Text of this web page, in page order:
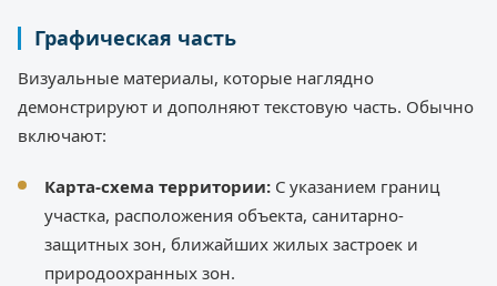
Графическая часть
Визуальные материалы, которые наглядно
демонстрируют и дополняют текстовую часть. Обычно
включают:
Карта-схема территории: С указанием границ
участка, расположения объекта, санитарно-
защитных зон, ближайших жилых застроек и
природоохранных зон.